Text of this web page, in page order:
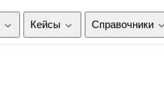
Кейсы Справочники